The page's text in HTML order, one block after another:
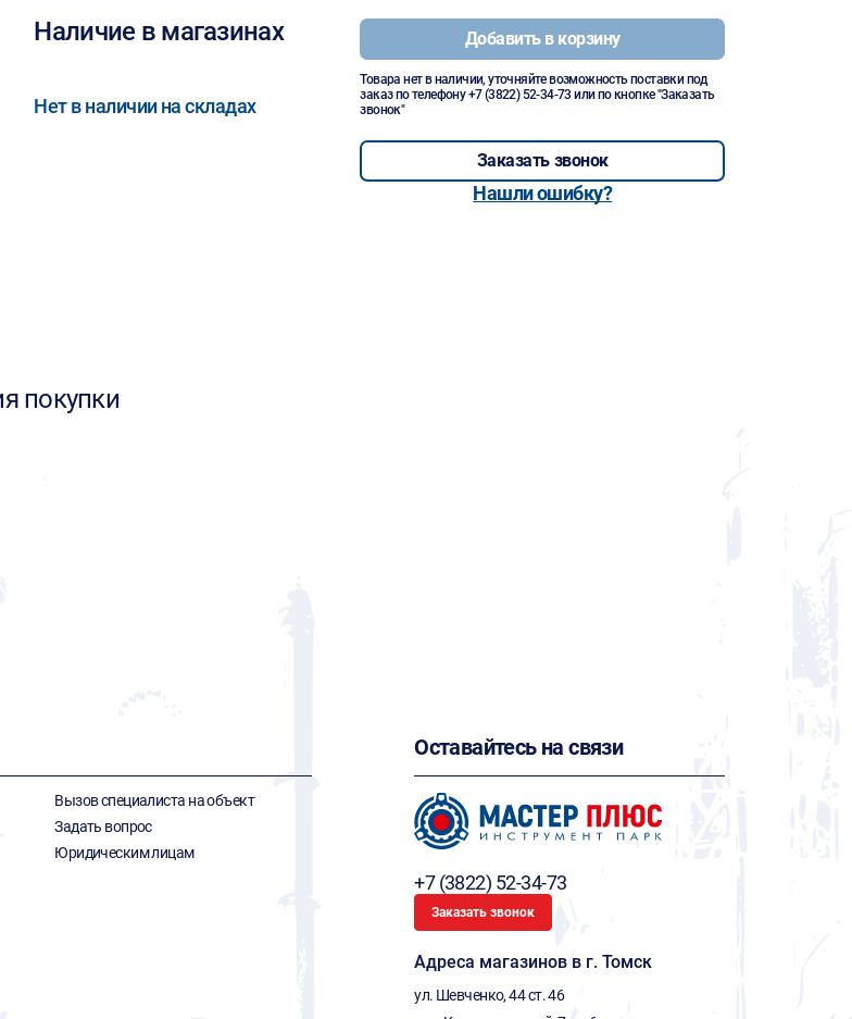
Наличие в магазинах
Нет в наличии на складах
Добавить в корзину
Товара нет в наличии, уточняйте возможность поставки под
заказ по телефону+7 (3822) 52-34-73 или по кнопке "Заказать
звонок"
Заказать звонок
Нашли ошибку?
покупки
Вызов специалиста на объект
Задать вопрос
Юридическим лицам
Оставайтесь на связи
+7 (3822) 52-34-73
Заказать звонок
Адреса магазинов в г. Томск
ул. Шевченко, 44 ст. 46